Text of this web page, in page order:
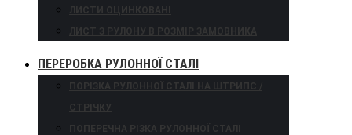
ЛИСТИ ОЦИНКОВАНІ
ЛИСТ З РУЛОНУ В РОЗМІР ЗАМОВНИКА
ПЕРЕРОБКА РУЛОННОЇ СТАЛІ
ПОРІЗКА РУЛОННОЇ СТАЛІ НА ШТРИПС /
СТРІЧКУ
ПОПЕРЕЧНА РІЗКА РУЛОННОЇ СТАЛІ